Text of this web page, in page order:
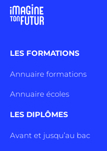
LES FORMATIONS
Annuaire formations
Annuaire écoles
LES DIPLÔMES
Avant et jusqu’au bac